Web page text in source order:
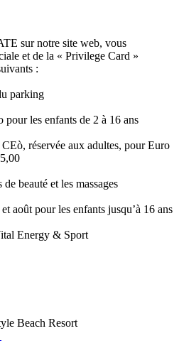
sur notre site web, vous
et de la « Privilege Card »
:
parking
les enfants de 2 à 16 ans
réservée aux adultes, pour Euro
beauté et les massages
août pour les enfants jusqu’à 16 ans
Energy & Sport
Beach Resort